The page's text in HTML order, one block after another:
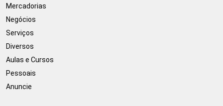
Mercadorias
Negócios
Serviços
Diversos
Aulas e Cursos
Pessoais
Anuncie